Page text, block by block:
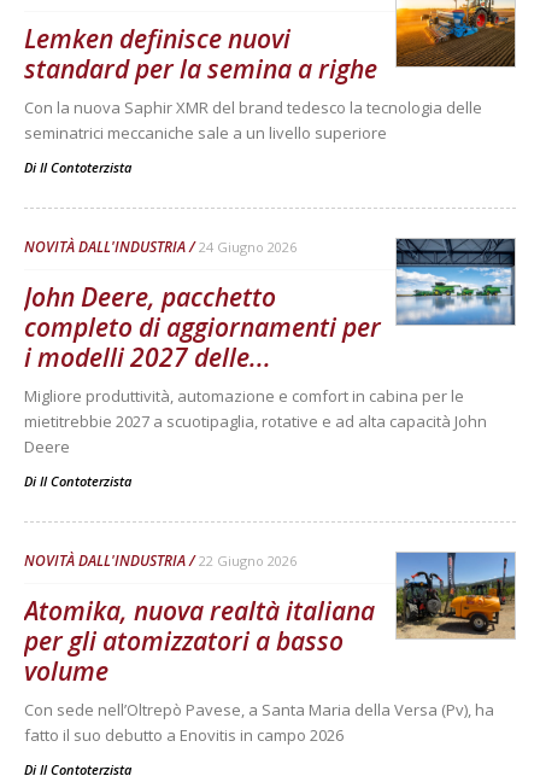
Lemken definisce nuovi
standard per la semina a righe
Con la nuova Saphir XMR del brand tedesco la tecnologia delle
seminatrici meccaniche sale a un livello superiore
Di Il Contoterzista
NOVITÀ DALL'INDUSTRIA 24 Giugno 2026
John Deere, pacchetto
completo di aggiornamenti per
i modelli 2027 delle...
Migliore produttività, automazione e comfort in cabina per le
mietitrebbie 2027 a scuotipaglia, rotative e ad alta capacità John
Deere
Di Il Contoterzista
NOVITÀ DALL'INDUSTRIA 22 Giugno 2026
Atomika, nuova realtà italiana
per gli atomizzatori a basso
volume
Con sede nell’Oltrepò Pavese, a Santa Maria della Versa (Pv), ha
fatto il suo debutto a Enovitis in campo 2026
Di Il Contoterzista